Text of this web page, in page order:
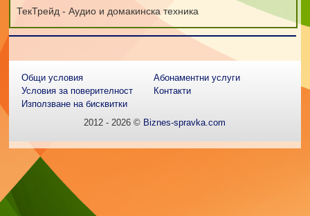
ТекТрейд - Аудио и домакинска техника
Общи условия
Условия за поверителност
Използване на бисквитки
Абонаментни услуги
Контакти
2012 - 2026 © Biznes-spravka.com